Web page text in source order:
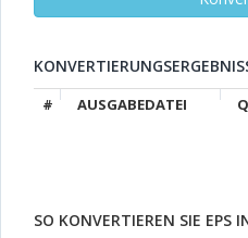
# AUSGABEDATEI
SO KONVERTIEREN SIE EPS